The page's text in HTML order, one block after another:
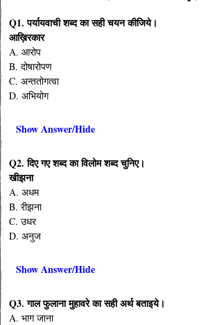
Q1. पर्यायवाची शब्द का सही चयन कीजिये।
आख़िरकार
A. आरोप
B. दोषारोपण
C. अन्ततोगत्वा
D. अभियोग
Show Answer/Hide
Q2. दिए गए शब्द का विलोम शब्द चुनिए।
खीझना
A. अधम
B. रीझना
C. उधर
D. अनुज
Show Answer/Hide
Q3. गाल फुलाना मुहावरे का सही अर्थ बताइये।
A. भाग जाना